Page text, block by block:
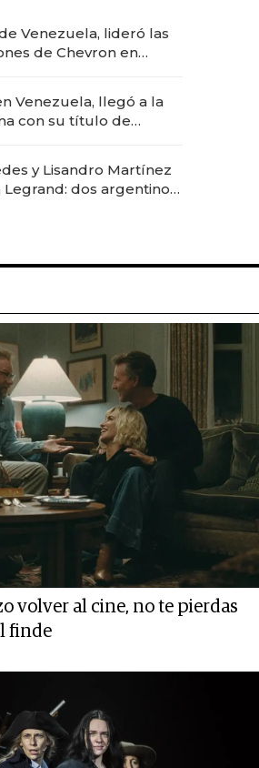
Venezuela, lideró las
de Chevron en
Venezuela, llegó a la
con su título de
"fast premium"
y Lisandro Martínez
Legrand: dos argentinos
volver al cine, no te pierdas
finde